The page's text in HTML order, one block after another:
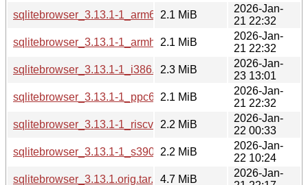
sqlitebrowser_3.13.1-1_arm64.deb
2.1 MiB
2026-Jan-
21 22:32
sqlitebrowser_3.13.1-1_armhf.deb2.1 MiB
2026-Jan-
21 22:32
sqlitebrowser_3.13.1-1_i386.deb2.3 MiB
2026-Jan-
23 13:01
sqlitebrowser_3.13.1-1_ppc64el.deb
2.1 MiB
2026-Jan-
21 22:32
sqlitebrowser_3.13.1-1_riscv64.deb
2.2 MiB
2026-Jan-
22 00:33
sqlitebrowser_3.13.1-1_s390x.deb
2.2 MiB
2026-Jan-
22 10:24
sqlitebrowser_3.13.1.orig.tar.gz4.7 MiB
2026-Jan-